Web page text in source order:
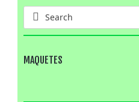
MAQUETES